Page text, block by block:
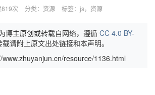
819次 分类： 资源 标签： js 资源
博主原创或转载自网络，遵循 CC 4.0 BY-
请附上原文出处链接和本声明。
resource/1136.html